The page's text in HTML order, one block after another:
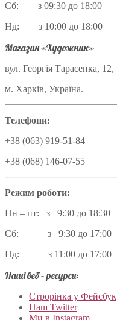
Сб: з 09:30 до 18:00
Нд: з 10:00 до 18:00
Магазин «Художник»
вул. Георгія Тарасенка, 12,
м. Харків, Україна.
Телефони:
+38 (063) 919-51-84
+38 (068) 146-07-55
Режим роботи:
Пн – пт: з 9:30 до 18:30
Сб: з 9:30 до 17:00
Нд: з 11:00 до 17:00
Наші веб – ресурси:
Строрінка у Фейсбук
Наш Twitter